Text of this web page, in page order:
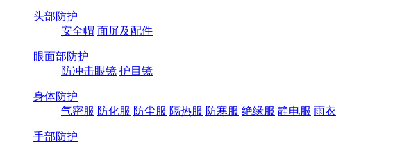
头部防护
安全帽 面屏及配件
眼面部防护
防冲击眼镜 护目镜
身体防护
气密服 防化服 防尘服 隔热服 防寒服 绝缘服 静电服 雨衣
手部防护